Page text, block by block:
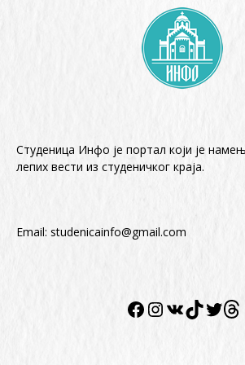
Студеница Инфо је портал који је
лепих вести из студеничког краја.
Email: studenicainfo@gmail.com
Facebook
Instagram
VK TikTok